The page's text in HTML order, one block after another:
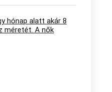
hónap alatt akár 8
méretét. A nők